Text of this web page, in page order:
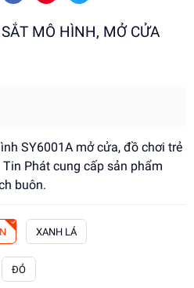
MÔ HÌNH, MỞ CỬA
SY6001A mở cửa, đồ chơi trẻ
Phát cung cấp sản phẩm
buôn.
XANH LÁ
ĐỎ